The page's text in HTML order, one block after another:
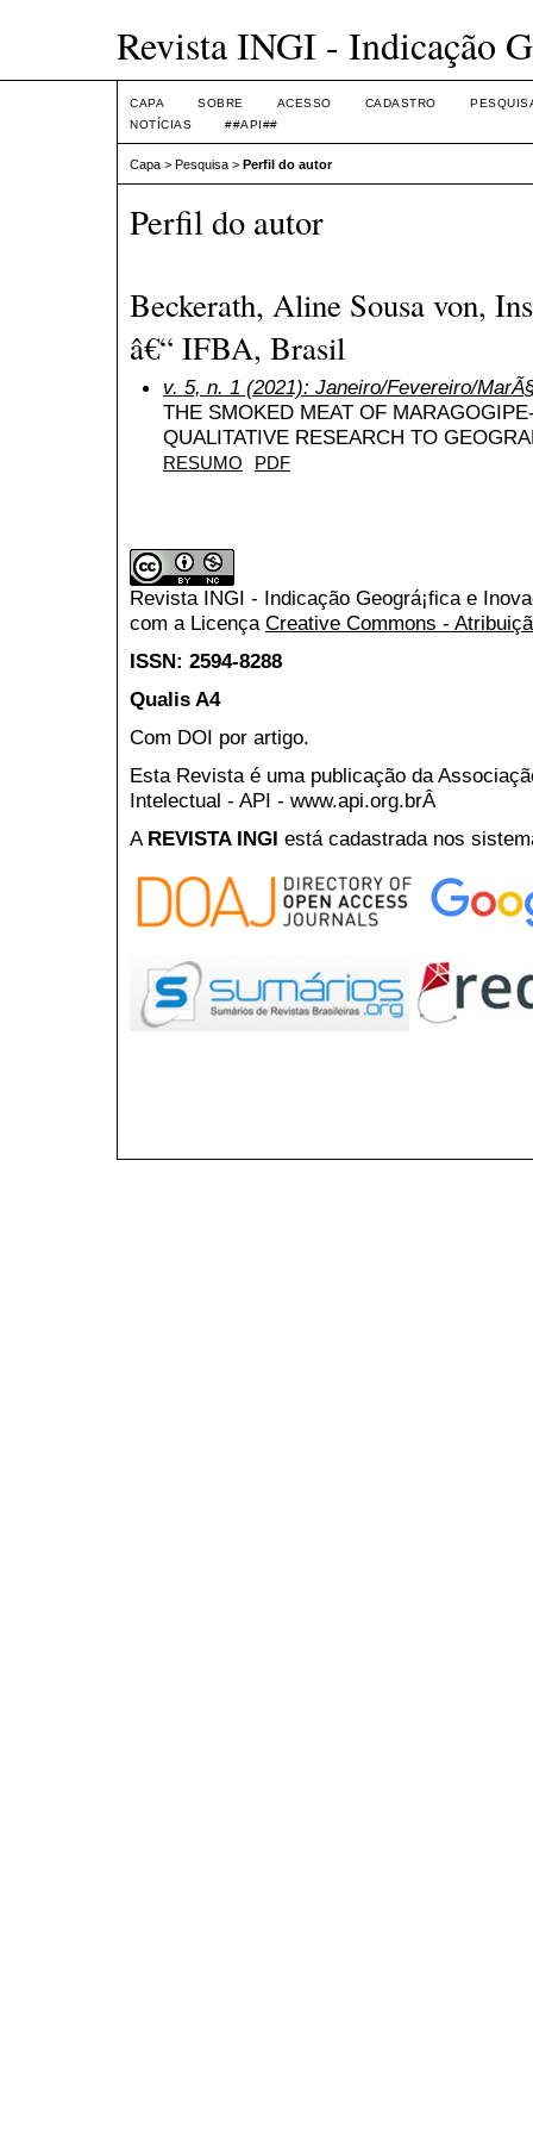
Revista INGI - Indicação
CAPA SOBRE ACESSO CADASTRO
NOTÍCIAS
##API##
Capa > Pesquisa > Perfil do autor
Perfil do autor
Beckerath, Aline Sousa von,
â€“ IFBA, Brasil
v. 5, n. 1 (2021): Janeiro/Fevereiro/
THE SMOKED MEAT OF
QUALITATIVE RESEARCH TO
RESUMO PDF
Revista INGI - Indicação Geográ¡fica e
com a Licença Creative Commons -
ISSN: 2594-8288
Qualis A4
Com DOI por artigo.
Esta Revista é uma publicação da
Intelectual - API - www.api.org.brÂ
A REVISTA INGI está cadastrada nos